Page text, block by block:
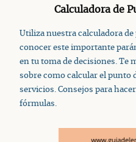
Calculadora de
Utiliza nuestra calculadora
conocer este importante
en tu toma de decisiones. Te
sobre como calcular el punto
servicios. Consejos para
fórmulas.